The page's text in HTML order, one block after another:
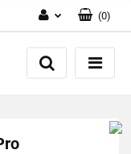
Zaloguj się
się
(0)